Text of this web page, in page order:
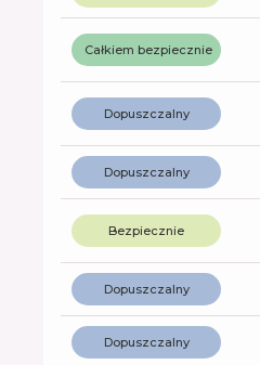
Całkiem bezpiecznie
Dopuszczalny
Dopuszczalny
Bezpiecznie
Dopuszczalny
Dopuszczalny